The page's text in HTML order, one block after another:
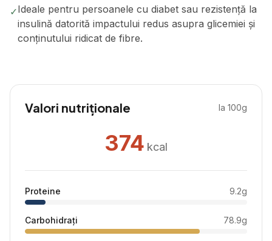
✓Ideale pentru persoanele cu diabet sau rezistență la
insulină datorită impactului redus asupra glicemiei și
conținutului ridicat de fibre.
Valori nutriționale la 100g
374 kcal
Proteine 9.2g
Carbohidrați 78.9g